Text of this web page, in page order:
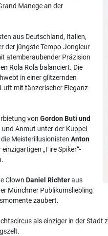
Manege an der
aus Deutschland, Italien,
der jüngste Tempo-Jongleur
atemberaubender Präzision
Rola Rola balanciert. Die
in einer glitzernden
mit tänzerischer Eleganz
von Gordon Buti und
Anmut unter der Kuppel
Meisterillusionisten Anton
einzigartigen „Fire Spiker“-
Clown Daniel Richteraus
Münchner Publikumsliebling
zaubert.
als einziger in der